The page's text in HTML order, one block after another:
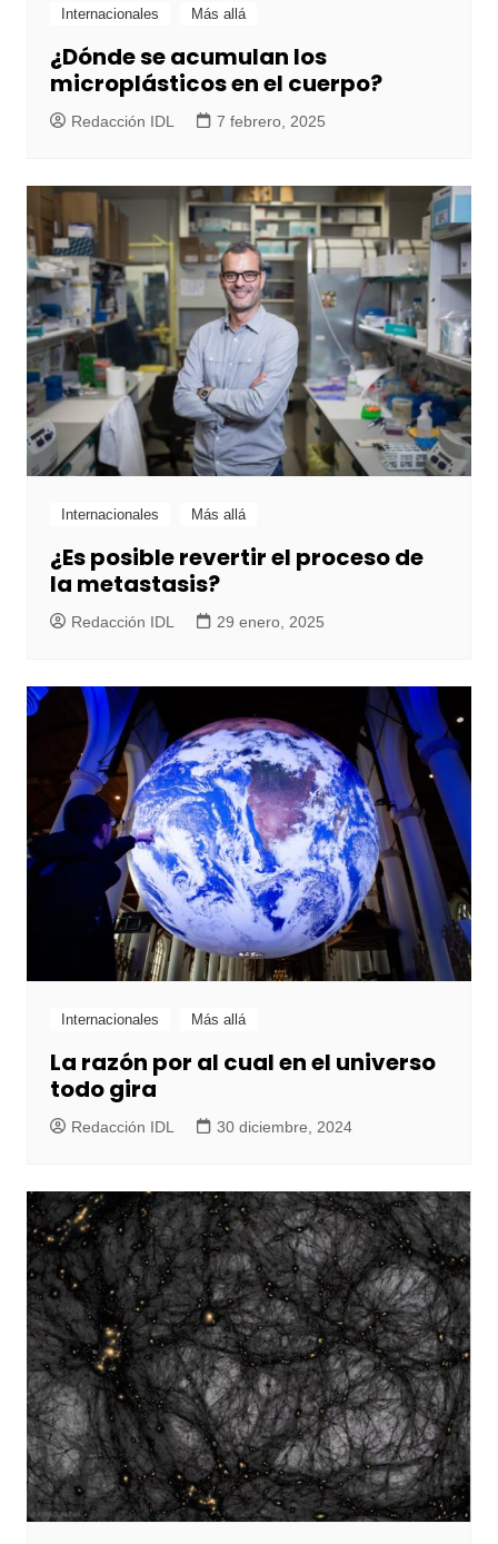
Internacionales Más allá
¿Dónde se acumulan los
microplásticos en el cuerpo?
Redacción IDL 7 febrero, 2025
Internacionales Más allá
¿Es posible revertir el proceso de
la metastasis?
Redacción IDL 29 enero, 2025
Internacionales Más allá
La razón por al cual en el universo
todo gira
Redacción IDL 30 diciembre, 2024